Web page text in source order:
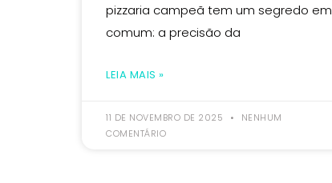
pizzaria campeã tem um segredo em
comum: a precisão da
LEIA MAIS »
11 DE NOVEMBRO DE 2025
NENHUM
COMENTÁRIO